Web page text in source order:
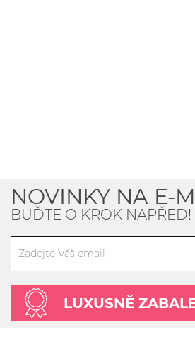
NOVINKY NA E-
BUĎTE O KROK NAPŘED!
LUXUSNĚ